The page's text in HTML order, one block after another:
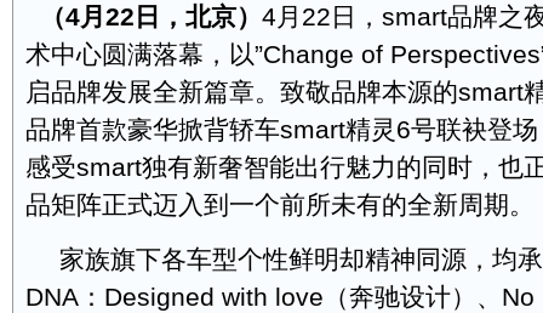
（4月 22 日，北京） 4月22日，smart品牌之
术中心圆满落幕，以”Change of
启品牌发展全新篇章。致敬品牌本源的smart
品牌首款豪华掀背轿车smart精灵6号联袂登
感受smart独有新奢智能出行魅力的同时，也
品矩阵正式迈入到一个前所未有的全新周期。
家族旗下各车型个性鲜明却精神同源，均
DNA：Designed with love（奔驰设计）、